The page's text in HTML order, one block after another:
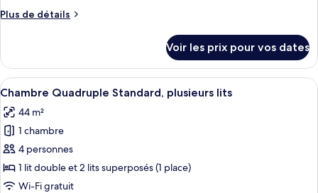
chambre :
Standard
Plus de détails
Plus
le
type
de
Chambre
Triple
Standard
Voir les prix pour vos dates
Afficher
toutes
les
photos
pour
ce
type
Une chambre avec un lit
6
Chambre Quadruple Standard, plusieurs lits
44 m²
1 chambre
4 personnes
1 lit double et 2 lits superposés (1 place)
Wi-Fi gratuit